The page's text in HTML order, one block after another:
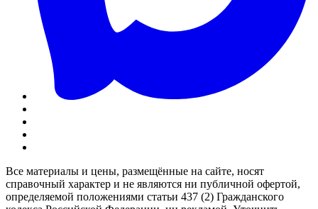
Все материалы и цены, размещённые на сайте, носят
справочный характер и не являются ни публичной офертой,
определяемой положениями статьи 437 (2) Гражданского